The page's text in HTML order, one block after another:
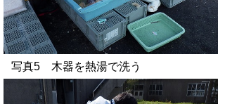
写真5 木器を熱湯で洗う